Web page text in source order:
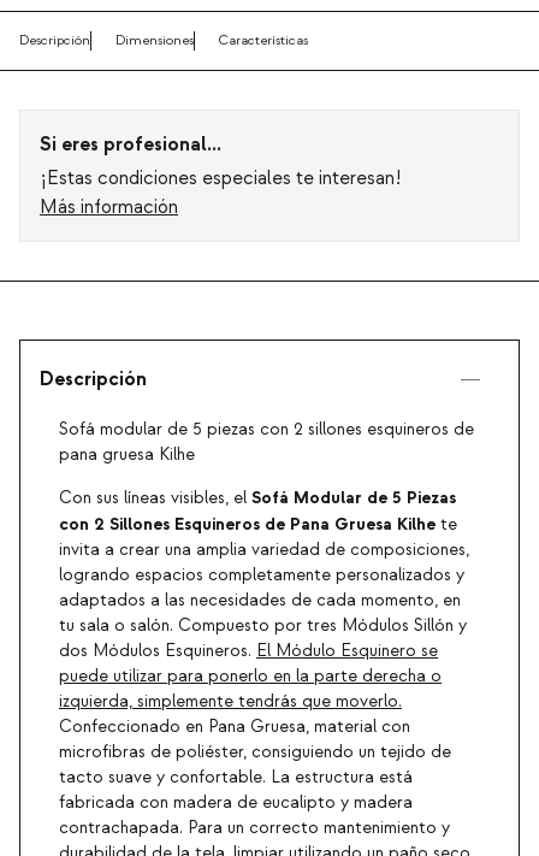
Descripción Dimensiones Características
Si eres profesional...
¡Estas condiciones especiales te interesan!
Más información
Descripción
Sofá modular de 5 piezas con 2 sillones esquineros de
pana gruesa Kilhe
Con sus líneas visibles, el Sofá Modular de 5 Piezas
con 2 Sillones Esquineros de Pana Gruesa Kilhe te
invita a crear una amplia variedad de composiciones,
logrando espacios completamente personalizados y
adaptados a las necesidades de cada momento, en
tu sala o salón. Compuesto por tres Módulos Sillón y
dos Módulos Esquineros. El Módulo Esquinero se
puede utilizar para ponerlo en la parte derecha o
izquierda, simplemente tendrás que moverlo.
Confeccionado en Pana Gruesa, material con
microfibras de poliéster, consiguiendo un tejido de
tacto suave y confortable. La estructura está
fabricada con madera de eucalipto y madera
contrachapada. Para un correcto mantenimiento y